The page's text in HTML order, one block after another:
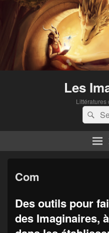
Les
Littératures
Search
for:
Com
Des outils pour
des Imaginaires,